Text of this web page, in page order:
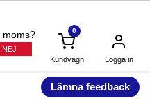
moms?
NEJ
0
Kundvagn Logga in
Lämna feedback